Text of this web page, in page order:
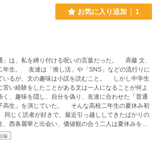
お気に入り追加 1
」は、私を縛り付ける呪いの言葉だった。 斉藤 文、
年生。 友達は「推し活」や「SNS」などの流行りに
いるが、文の趣味は小説を読むこと。 しかし中学生
苦い経験をしたことがある文は一人になることが何よ
く、趣味を隠し、自分を偽り、友達に合わせた「普通
を演じていた。 そんな高校二年生の夏休み初
じく読者が好きで、最近引っ越ししてきたばかりの
、西条麗華と出会い、価値観の合う二人は夏休みを共
みが終わり、文はいつも
編